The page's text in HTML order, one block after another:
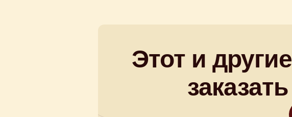
Этот и другие
заказать